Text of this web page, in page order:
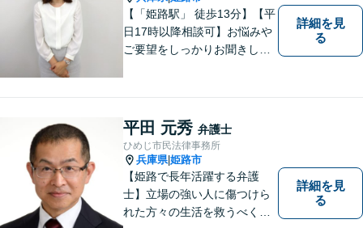
【「姫路駅」 徒歩13分】【平
日17時以降相談可】お悩みや
ご要望をしっかりお聞きし、
寧にお話をお聞きし，ご相談
いただいたことで安心感を得
ていただけるよう尽力しま
す。遠慮なく相談してくださ
い。
詳細を見
る
平田 元秀 弁護士
ひめじ市民法律事務所
兵庫県|姫路市
【姫路で長年活躍する弁護
士】立場の強い人に傷つけら
れた方々の生活を救うべく、
詳細を見
る